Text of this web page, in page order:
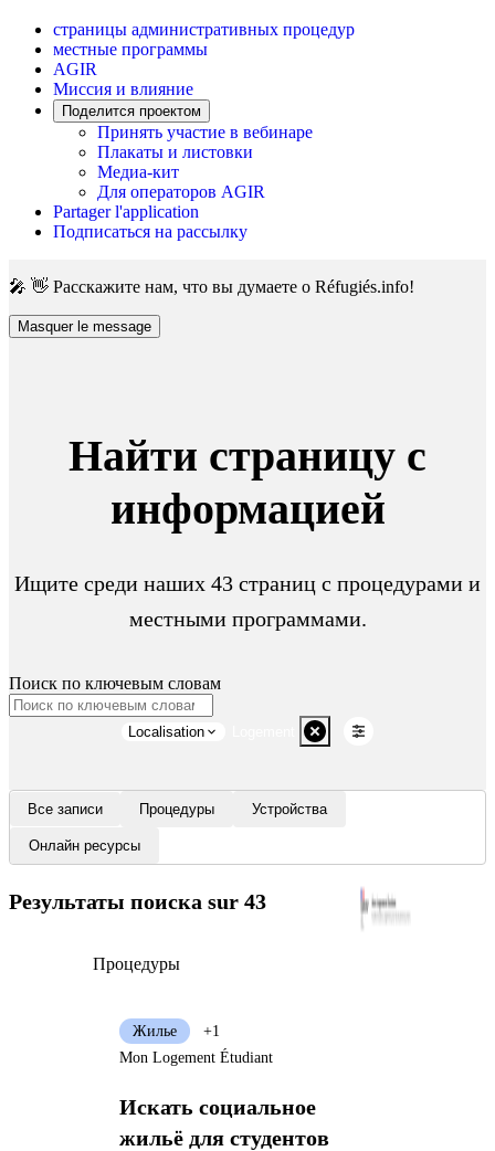
страницы административных процедур
местные программы
AGIR
Миссия и влияние
Поделится проектом
Принять участие в вебинаре
Плакаты и листовки
Медиа-кит
Для операторов AGIR
Partager l'application
Подписаться на рассылку
🎤 👋 Расскажите нам, что вы думаете о Réfugiés.info!
Masquer le message
Найти страницу с
информацией
Ищите среди наших 43 страниц с процедурами и
местными программами.
Поиск по ключевым словам
Localisation
Все записи Процедуры Устройства
Онлайн ресурсы
Результаты поиска sur 43
Процедуры
Искать социальное
жильё для студентов
Жилье
+1
Mon Logement Étudiant